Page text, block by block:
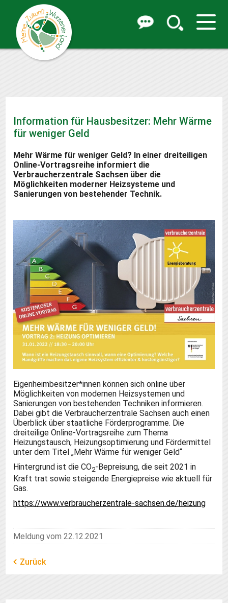
Information für Hausbesitzer: Mehr Wärme
für weniger Geld
Mehr Wärme für weniger Geld? In einer dreiteiligen
Online-Vortragsreihe informiert die
Verbraucherzentrale Sachsen über die
Möglichkeiten moderner Heizsysteme und
Sanierungen von bestehender Technik.
Eigenheimbesitzer*innen können sich online über
Möglichkeiten von modernen Heizsystemen und
Sanierungen von bestehenden Techniken informieren.
Dabei gibt die Verbraucherzentrale Sachsen auch einen
Überblick über staatliche Förderprogramme. Die
dreiteilige Online-Vortragsreihe zum Thema
Heizungstausch, Heizungsoptimierung und Fördermittel
unter dem Titel „Mehr Wärme für weniger Geld“
Hintergrund ist die CO2-Bepreisung, die seit 2021 in
Kraft trat sowie steigende Energiepreise wie aktuell für
Gas.
https://www.verbraucherzentrale-sachsen.de/heizung
Meldung vom 22.12.2021
Zurück